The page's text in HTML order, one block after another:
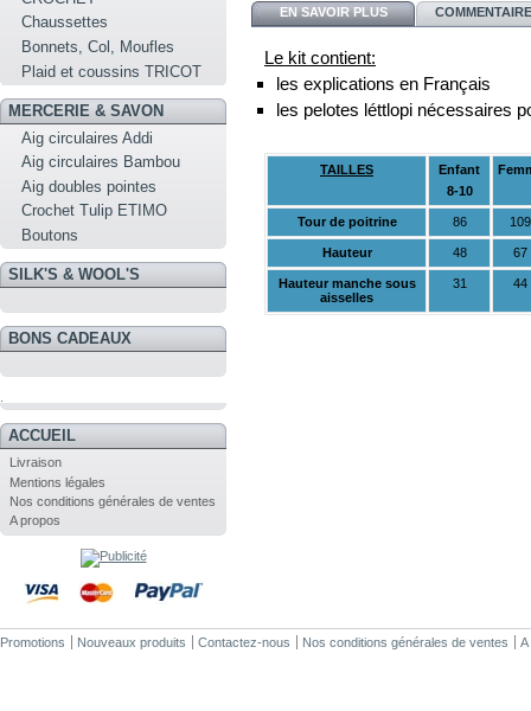
Chaussettes
Bonnets, Col, Moufles
Plaid et coussins TRICOT
MERCERIE & SAVON
Aig circulaires Addi
Aig circulaires Bambou
Aig doubles pointes
Crochet Tulip ETIMO
Boutons
SILK'S & WOOL'S
BONS CADEAUX
ACCUEIL
Livraison
Mentions légales
Nos conditions générales de ventes
A propos
EN SAVOIR PLUS
Le kit contient:
les explications en Français
les pelotes léttlopi nécessaires
TAILLES
Enfant
8-10
Tour de poitrine 86 109
Hauteur 48 67
Hauteur manche sous
aisselles
31 44
Promotions Nouveaux produits Contactez-nous Nos conditions générales de ventes A